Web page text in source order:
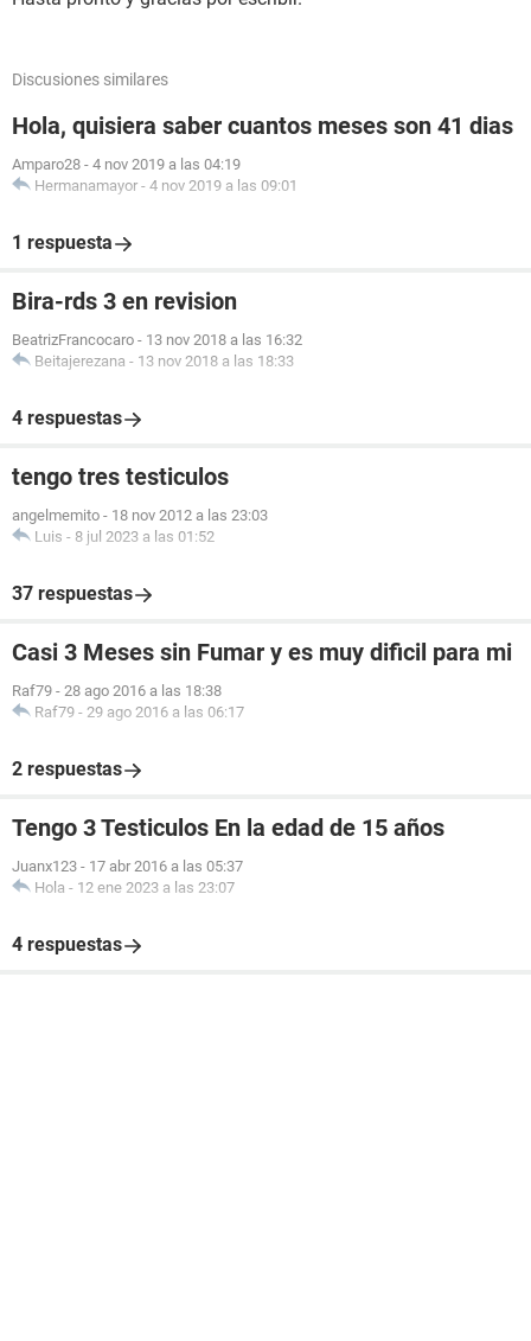
Discusiones similares
Hola, quisiera saber cuantos meses son 41 dias
Amparo28 - 4 nov 2019 a las 04:19
Hermanamayor - 4 nov 2019 a las 09:01
1 respuesta
Bira-rds 3 en revision
BeatrizFrancocaro - 13 nov 2018 a las 16:32
Beitajerezana - 13 nov 2018 a las 18:33
4 respuestas
tengo tres testiculos
angelmemito - 18 nov 2012 a las 23:03
Luis - 8 jul 2023 a las 01:52
37 respuestas
Casi 3 Meses sin Fumar y es muy dificil para mi
Raf79 - 28 ago 2016 a las 18:38
Raf79 - 29 ago 2016 a las 06:17
2 respuestas
Tengo 3 Testiculos En la edad de 15 años
Juanx123 - 17 abr 2016 a las 05:37
Hola - 12 ene 2023 a las 23:07
4 respuestas